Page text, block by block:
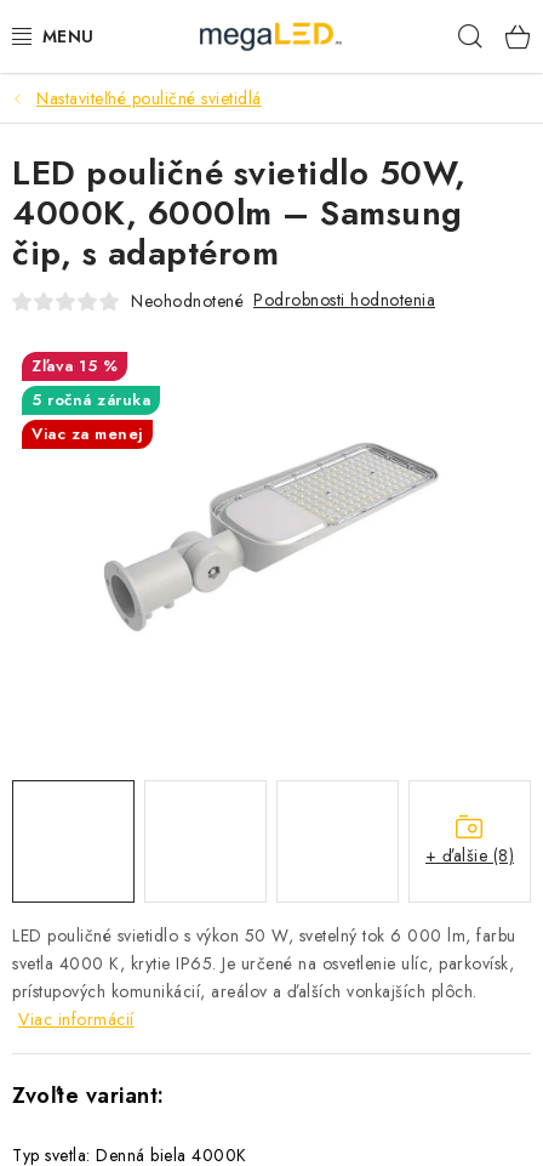
na
PRIEMYSEL
SVIETIDLÁ
ŽIAROVKY A TRUBICE
PRACOVNÉ SVIETIDLÁ
ELEKTROMATERIÁL
VENTILÁTORY
SOLÁRNE SYSTÉMY
SEZÓNNE VÝPREDAJE POĽNOPOTREBY
Reklamácie a formulár na odstúpenie od zmluvy
Obchodné podmienky
Podmienky ochrany osobných údajov
O nás - MEGALED & JANTON Zákamenné
Nastaviteľné pouličné svietidlá
LED pouličné svietidlo s výkon 50 W, svetelný tok 6 000 lm, farbu
svetla 4000 K, krytie IP65. Je určené na osvetlenie ulíc, parkovísk,
prístupových komunikácií, areálov a ďalších vonkajších plôch.
Viac informácií
Typ svetla: Denná biela 4000K
LED pouličné svietidlo 50W,
4000K, 6000lm – Samsung
čip, s adaptérom
Neohodnotené Podrobnosti hodnotenia
15 %
5 ročná záruka
Viac za menej
+ ďalšie (8)